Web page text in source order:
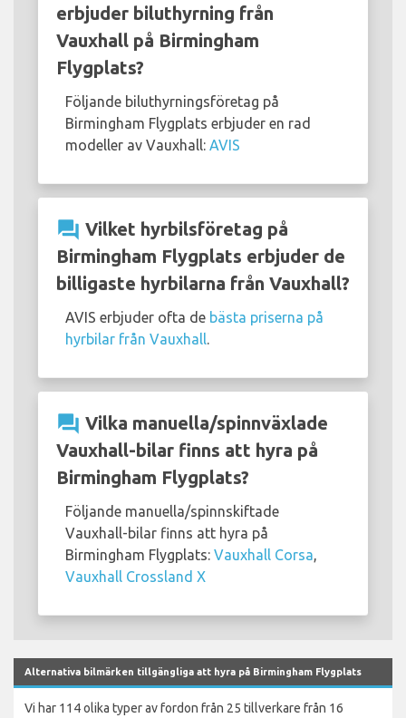
erbjuder biluthyrning från
Vauxhall på Birmingham
Flygplats?
Följande biluthyrningsföretag på
Birmingham Flygplats erbjuder en rad
modeller av Vauxhall: AVIS
question_answer Vilket hyrbilsföretag på
Birmingham Flygplats erbjuder de
billigaste hyrbilarna från Vauxhall?
AVIS erbjuder ofta de bästa priserna på
hyrbilar från Vauxhall
question_answer Vilka manuella/spinnväxlade
Vauxhall-bilar finns att hyra på
Birmingham Flygplats?
Följande manuella/spinnskiftade
Vauxhall-bilar finns att hyra på
Birmingham Flygplats: Vauxhall Corsa
Vauxhall Crossland X
Alternativa bilmärken tillgängliga att hyra på Birmingham Flygplats
Vi har 114 olika typer av fordon från 25 tillverkare från 16